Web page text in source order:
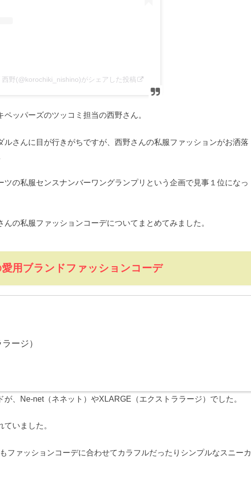
野(@korochiki_nishino)がシェアした投稿
ッパーズのツッコミ担当の西野さん。
ルさんに目が行きがちですが、西野さんの私服ファッションがお洒落
ツの私服センスナンバーワングランプリという企画で見事１位になっ
の私服ファッションコーデについてまとめてみました。
用ブランドファッションコーデ
ージ）
、Ne-net（ネネット）やXLARGE（エクストララージ）でした。
いました。
ファッションコーデに合わせてカラフルだったりシンプルなスニーカ